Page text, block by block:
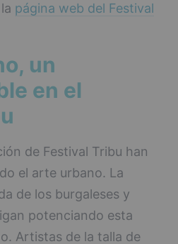
página web del Festival
un
en el
de Festival Tribu han
el arte urbano. La
de los burgaleses y
potenciando esta
Artistas de la talla de